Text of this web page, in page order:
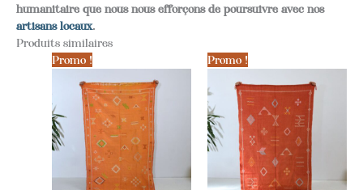
humanitaire que nous nous efforçons de poursuivre avec nos
artisans locaux.
Produits similaires
Promo !
Promo !